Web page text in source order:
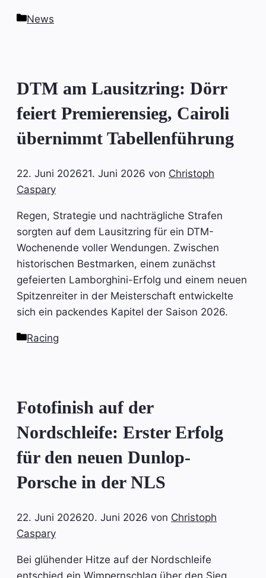
Kategorien
News
DTM am Lausitzring: Dörr
feiert Premierensieg, Cairoli
übernimmt Tabellenführung
22. Juni 202621. Juni 2026 von Christoph
Caspary
Regen, Strategie und nachträgliche Strafen
sorgten auf dem Lausitzring für ein DTM-
Wochenende voller Wendungen. Zwischen
historischen Bestmarken, einem zunächst
gefeierten Lamborghini-Erfolg und einem neuen
Spitzenreiter in der Meisterschaft entwickelte
sich ein packendes Kapitel der Saison 2026.
Kategorien
Racing
Fotofinish auf der
Nordschleife: Erster Erfolg
für den neuen Dunlop-
Porsche in der NLS
22. Juni 202620. Juni 2026 von Christoph
Caspary
Bei glühender Hitze auf der Nordschleife
entschied ein Wimpernschlag über den Sieg.